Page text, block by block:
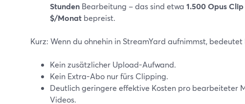
Stunden Bearbeitung – das sind etwa 1.500 Opus
$/Monat bepreist.
Kurz: Wenn du ohnehin in StreamYard aufnimmst,
Kein zusätzlicher Upload-Aufwand.
Kein Extra-Abo nur fürs Clipping.
Deutlich geringere effektive Kosten pro bearbeiteter
Videos.